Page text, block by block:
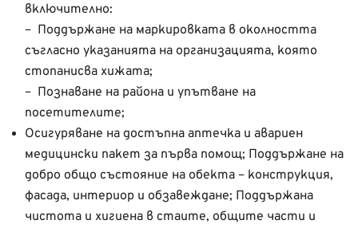
включително:
– Поддържане на маркировката в околността
съгласно указанията на организацията, която
стопанисва хижата;
– Познаване на района и упътване на
посетителите;
Осигуряване на достъпна аптечка и авариен
медицински пакет за първа помощ; Поддържане на
добро общо състояние на обекта – конструкция,
фасада, интериор и обзавеждане; Поддържана
чистота и хигиена в стаите, общите части и